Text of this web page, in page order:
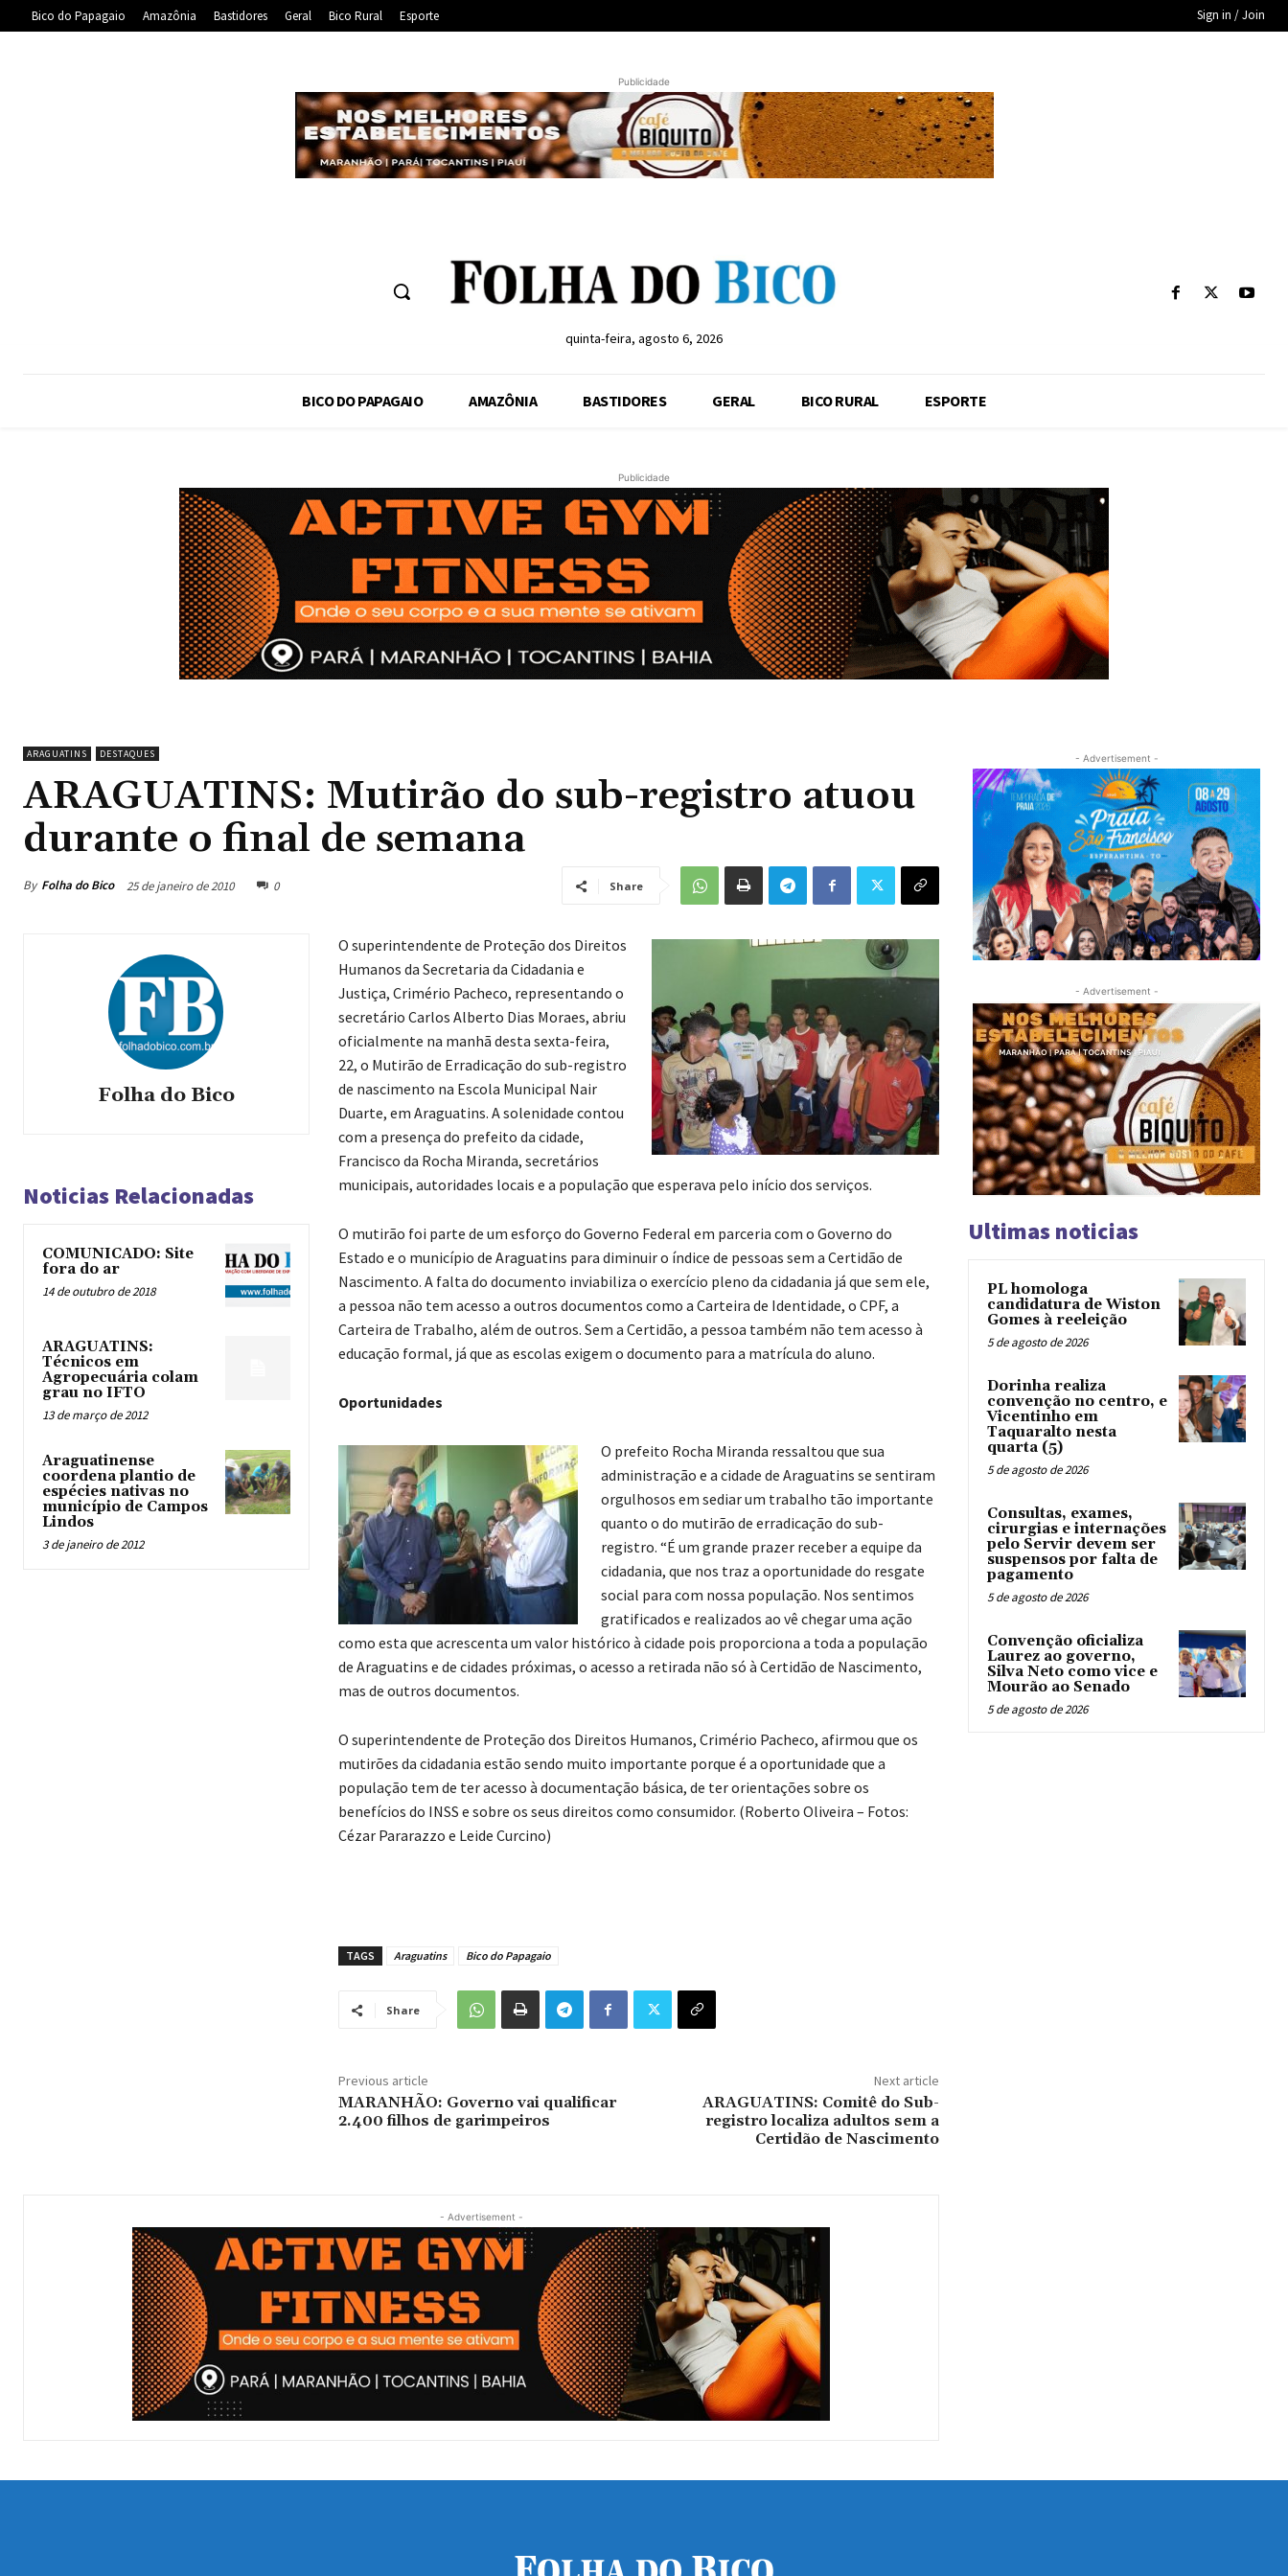
Bico do Papagaio Amazônia Bastidores Geral Bico Rural Esporte Sign in / Join
Publicidade
quinta-feira, agosto 6, 2026
BICO DO PAPAGAIO AMAZÔNIA BASTIDORES GERAL BICO RURAL ESPORTE
Publicidade
ARAGUATINS DESTAQUES
ARAGUATINS: Mutirão do sub-registro atuou
durante o final de semana
By Folha do Bico 25 de janeiro de 2010 0 Share
Folha do Bico
Noticias Relacionadas
COMUNICADO: Site
fora do ar
14 de outubro de 2018
ARAGUATINS:
Técnicos em
Agropecuária colam
grau no IFTO
13 de março de 2012
Araguatinense
coordena plantio de
espécies nativas no
município de Campos
Lindos
3 de janeiro de 2012
O superintendente de Proteção dos Direitos
Humanos da Secretaria da Cidadania e
Justiça, Crimério Pacheco, representando o
secretário Carlos Alberto Dias Moraes, abriu
oficialmente na manhã desta sexta-feira,
22, o Mutirão de Erradicação do sub-registro
de nascimento na Escola Municipal Nair
Duarte, em Araguatins. A solenidade contou
com a presença do prefeito da cidade,
Francisco da Rocha Miranda, secretários
municipais, autoridades locais e a população que esperava pelo início dos serviços.
O mutirão foi parte de um esforço do Governo Federal em parceria com o Governo do
Estado e o município de Araguatins para diminuir o índice de pessoas sem a Certidão de
Nascimento. A falta do documento inviabiliza o exercício pleno da cidadania já que sem ele,
a pessoa não tem acesso a outros documentos como a Carteira de Identidade, o CPF, a
Carteira de Trabalho, além de outros. Sem a Certidão, a pessoa também não tem acesso à
educação formal, já que as escolas exigem o documento para a matrícula do aluno.
Oportunidades
O prefeito Rocha Miranda ressaltou que sua
administração e a cidade de Araguatins se sentiram
orgulhosos em sediar um trabalho tão importante
quanto o do mutirão de erradicação do sub-
registro. “É um grande prazer receber a equipe da
cidadania, que nos traz a oportunidade do resgate
social para com nossa população. Nos sentimos
gratificados e realizados ao vê chegar uma ação
como esta que acrescenta um valor histórico à cidade pois proporciona a toda a população
de Araguatins e de cidades próximas, o acesso a retirada não só à Certidão de Nascimento,
mas de outros documentos.
O superintendente de Proteção dos Direitos Humanos, Crimério Pacheco, afirmou que os
mutirões da cidadania estão sendo muito importante porque é a oportunidade que a
população tem de ter acesso à documentação básica, de ter orientações sobre os
benefícios do INSS e sobre os seus direitos como consumidor. (Roberto Oliveira – Fotos:
Cézar Pararazzo e Leide Curcino)
TAGS Araguatins Bico do Papagaio
Share
Previous article
MARANHÃO: Governo vai qualificar
2.400 filhos de garimpeiros
Next article
ARAGUATINS: Comitê do Sub-
registro localiza adultos sem a
Certidão de Nascimento
- Advertisement -
- Advertisement -
- Advertisement -
Ultimas noticias
PL homologa
candidatura de Wiston
Gomes à reeleição
5 de agosto de 2026
Dorinha realiza
convenção no centro, e
Vicentinho em
Taquaralto nesta
quarta (5)
5 de agosto de 2026
Consultas, exames,
cirurgias e internações
pelo Servir devem ser
suspensos por falta de
pagamento
5 de agosto de 2026
Convenção oficializa
Laurez ao governo,
Silva Neto como vice e
Mourão ao Senado
5 de agosto de 2026